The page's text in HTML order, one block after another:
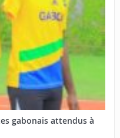
gabonais attendus à